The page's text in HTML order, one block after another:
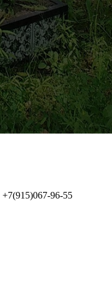
+7(915)067-96-55